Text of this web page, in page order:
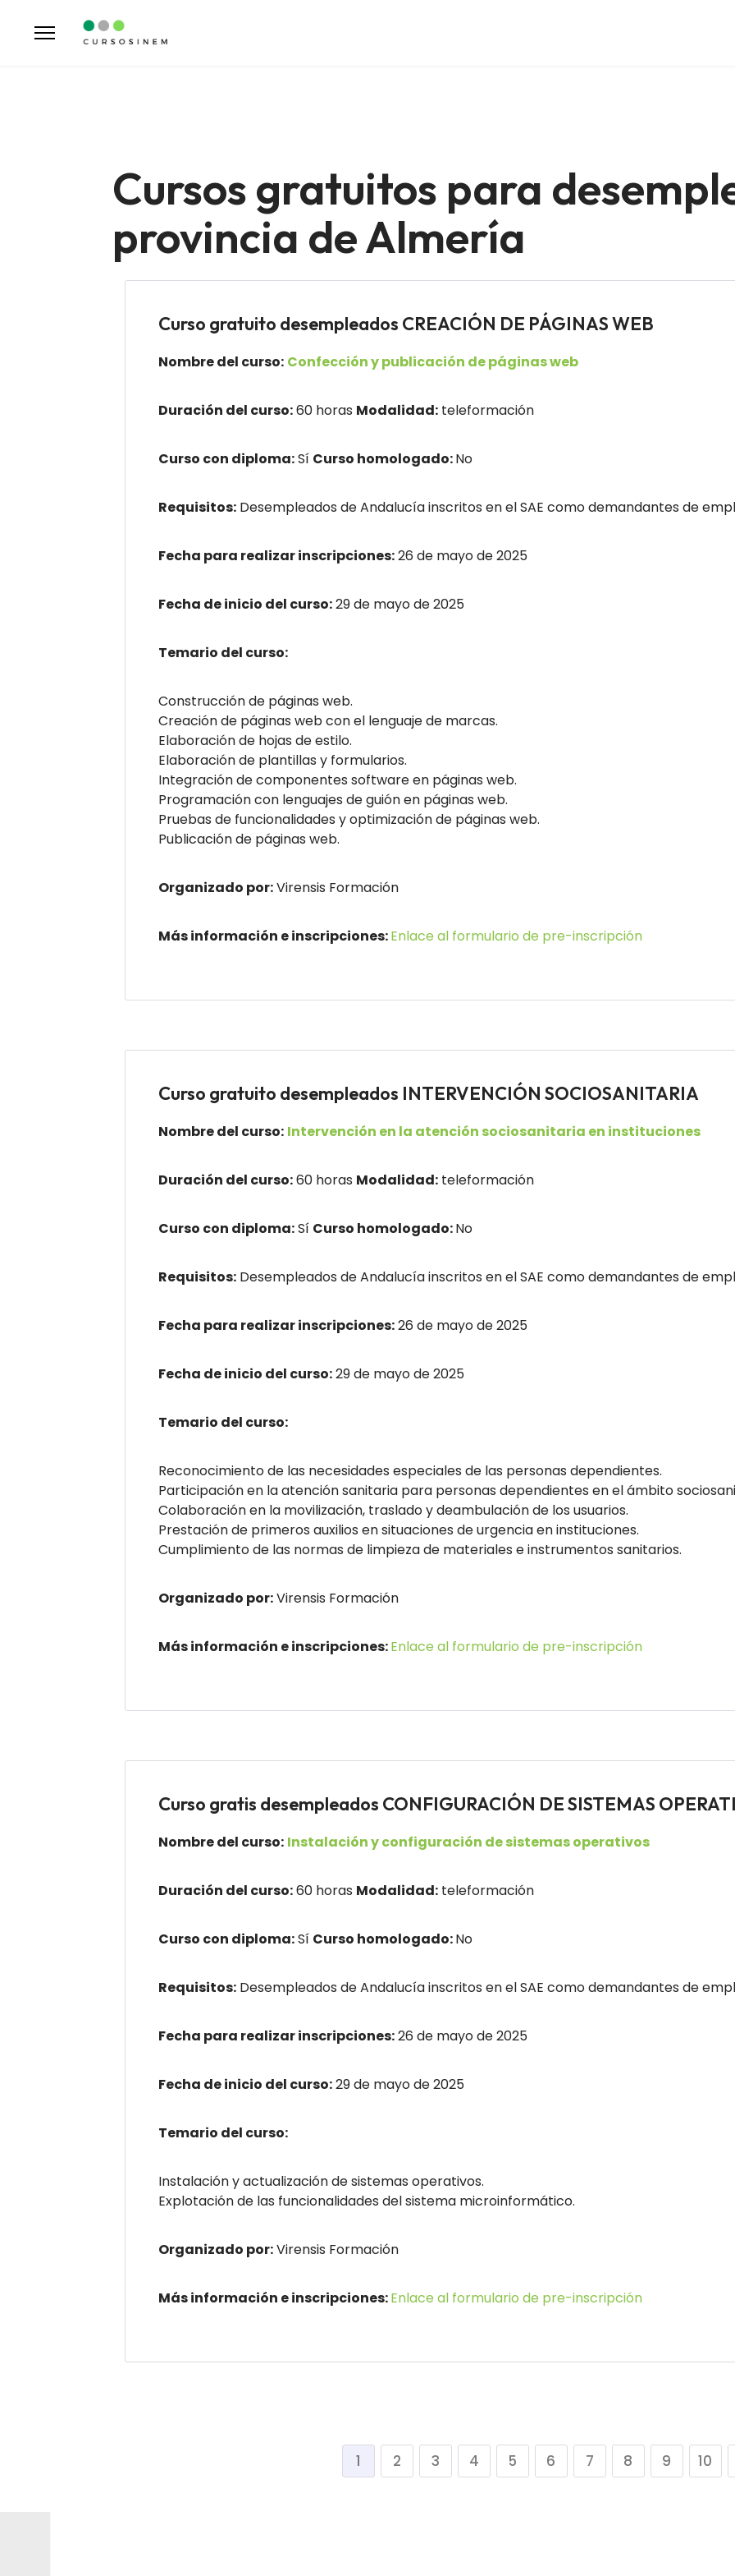
Cursos gratuitos para
provincia de Almería
Curso gratuito desempleados CREACIÓN DE PÁGINAS WEB
Nombre del curso: Confección y publicación de páginas web
Duración del curso:60 horas Modalidad: teleformación
Curso con diploma:Sí Curso homologado:No
Requisitos: Desempleados de Andalucía inscritos en el SAE como demandantes de
Fecha para realizar inscripciones:26 de mayo de 2025
Fecha de inicio del curso:29 de mayo de 2025
Temario del curso:
Construcción de páginas web.
Creación de páginas web con el lenguaje de marcas.
Elaboración de hojas de estilo.
Elaboración de plantillas y formularios.
Integración de componentes software en páginas web.
Programación con lenguajes de guión en páginas web.
Pruebas de funcionalidades y optimización de páginas web.
Publicación de páginas web.
Organizado por:Virensis Formación
Más información e inscripciones:Enlace al formulario de pre-inscripción
Curso gratuito desempleados INTERVENCIÓN SOCIOSANITARIA
Nombre del curso: Intervención en la atención sociosanitaria en instituciones
Duración del curso:60 horas Modalidad: teleformación
Curso con diploma:Sí Curso homologado:No
Requisitos: Desempleados de Andalucía inscritos en el SAE como demandantes de
Fecha para realizar inscripciones:26 de mayo de 2025
Fecha de inicio del curso:29 de mayo de 2025
Temario del curso:
Reconocimiento de las necesidades especiales de las personas dependientes.
Participación en la atención sanitaria para personas dependientes en el ámbito
Colaboración en la movilización, traslado y deambulación de los usuarios.
Prestación de primeros auxilios en situaciones de urgencia en instituciones.
Cumplimiento de las normas de limpieza de materiales e instrumentos sanitarios.
Organizado por:Virensis Formación
Más información e inscripciones:Enlace al formulario de pre-inscripción
Curso gratis desempleados CONFIGURACIÓN DE SISTEMAS
Nombre del curso: Instalación y configuración de sistemas operativos
Duración del curso:60 horas Modalidad: teleformación
Curso con diploma:Sí Curso homologado:No
Requisitos: Desempleados de Andalucía inscritos en el SAE como demandantes de
Fecha para realizar inscripciones:26 de mayo de 2025
Fecha de inicio del curso:29 de mayo de 2025
Temario del curso:
Instalación y actualización de sistemas operativos.
Explotación de las funcionalidades del sistema microinformático.
Organizado por:Virensis Formación
Más información e inscripciones:Enlace al formulario de pre-inscripción
1 2 3 4 5 6 7 8 9 10